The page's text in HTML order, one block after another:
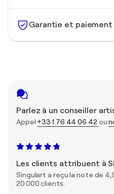
Garantie et paiement
Parlez à un conseiller
Appel +33 1 76 44 06 42ou
Les clients attribuent à
Singulart a reçu la note de
20 000 clients.